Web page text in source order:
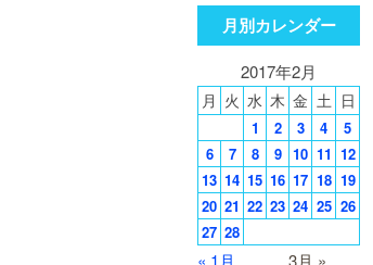
月別カレンダー
2017年2月
月 火 水 木 金 土 日
« 1月 3月 »
1 2 3 4
5
6
7 8 9 10 11 12
13 14 15 16 17 18 19
20 21 22 23 24 25 26
27 28